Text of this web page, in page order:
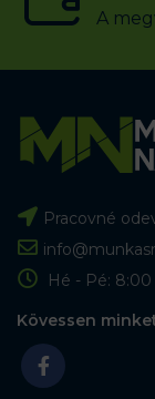
A
Pracovné
Hé - Pé: 8:00
Kövessen